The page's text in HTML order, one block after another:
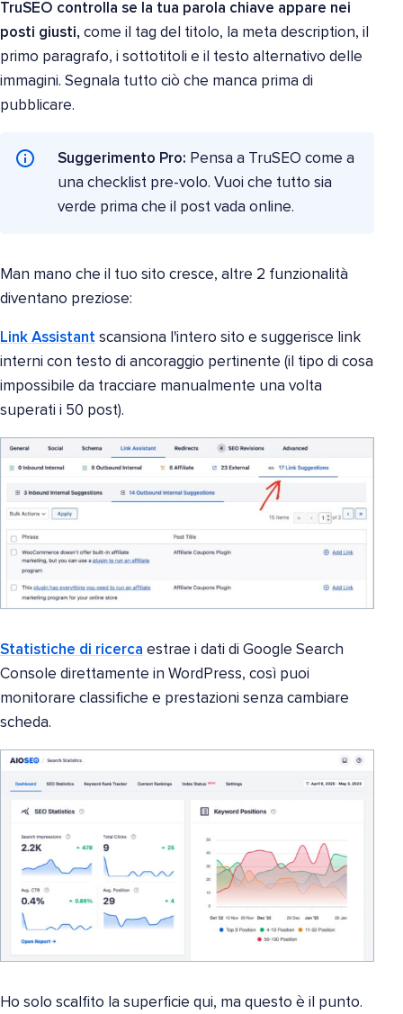
TruSEO controlla se la tua parola chiave appare nei
posti giusti, come il tag del titolo, la meta description, il
primo paragrafo, i sottotitoli e il testo alternativo delle
immagini. Segnala tutto ciò che manca prima di
pubblicare.
Suggerimento Pro: Pensa a TruSEO come a
una checklist pre-volo. Vuoi che tutto sia
verde prima che il post vada online.
Man mano che il tuo sito cresce, altre 2 funzionalità
diventano preziose:
Link Assistant scansiona l'intero sito e suggerisce link
interni con testo di ancoraggio pertinente (il tipo di cosa
impossibile da tracciare manualmente una volta
superati i 50 post).
Statistiche di ricerca estrae i dati di Google Search
Console direttamente in WordPress, così puoi
monitorare classifiche e prestazioni senza cambiare
scheda.
Ho solo scalfito la superficie qui, ma questo è il punto.